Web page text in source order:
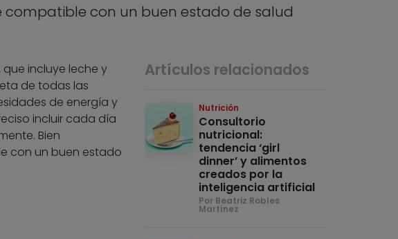
con un buen estado de salud
incluye leche y
de todas las
de energía y
incluir cada día
Bien
con un buen estado
Artículos relacionados
Nutrición
Consultorio
nutricional:
tendencia ‘girl
dinner’ y alimentos
creados por la
inteligencia artificial
Por Beatriz Robles
Martínez